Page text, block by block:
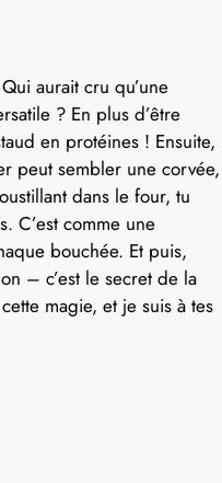
aurait cru qu’une
? En plus d’être
en protéines ! Ensuite,
peut sembler une corvée,
dans le four, tu
C’est comme une
bouchée. Et puis,
– c’est le secret de la
magie, et je suis à tes